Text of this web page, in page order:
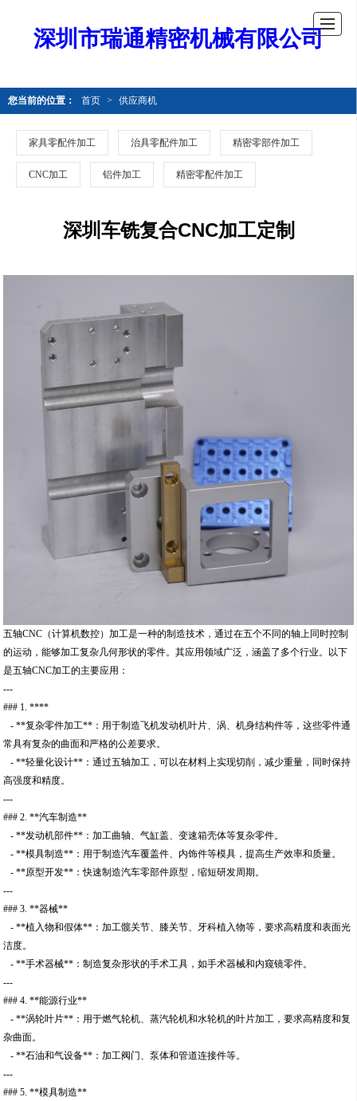
深圳市瑞通精密机械有限公司
您当前的位置： 首页 > 供应商机
家具零配件加工 治具零配件加工 精密零部件加工
CNC加工 铝件加工 精密零配件加工
深圳车铣复合CNC加工定制
五轴CNC（计算机数控）加工是一种的制造技术，通过在五个不同的轴上同时控制
的运动，能够加工复杂几何形状的零件。其应用领域广泛，涵盖了多个行业。以下
是五轴CNC加工的主要应用：
---
### 1. ****
- **复杂零件加工**：用于制造飞机发动机叶片、涡、机身结构件等，这些零件通
常具有复杂的曲面和严格的公差要求。
- **轻量化设计**：通过五轴加工，可以在材料上实现切削，减少重量，同时保持
高强度和精度。
---
### 2. **汽车制造**
- **发动机部件**：加工曲轴、气缸盖、变速箱壳体等复杂零件。
- **模具制造**：用于制造汽车覆盖件、内饰件等模具，提高生产效率和质量。
- **原型开发**：快速制造汽车零部件原型，缩短研发周期。
---
### 3. **器械**
- **植入物和假体**：加工髋关节、膝关节、牙科植入物等，要求高精度和表面光
洁度。
- **手术器械**：制造复杂形状的手术工具，如手术器械和内窥镜零件。
---
### 4. **能源行业**
- **涡轮叶片**：用于燃气轮机、蒸汽轮机和水轮机的叶片加工，要求高精度和复
杂曲面。
- **石油和气设备**：加工阀门、泵体和管道连接件等。
---
### 5. **模具制造**